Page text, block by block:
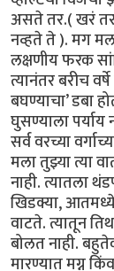
असते तर.( खरं तर
नव्हते ते ). मग
लक्षणीय फरक
त्यानंतर बरीच
बघण्याचा’ डबा
घुसण्याला पर्याय
सर्व वरच्या
मला तुझ्या त्या
नाही. त्यातला
खिडक्या,
वाटते. त्यातून
बोलत नाही.
मारण्यात मग्न